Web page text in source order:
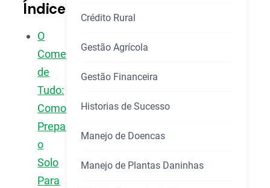
Índice
O
Começo
de
Tudo:
Como
Preparar
o
Solo
Para
Crédito Rural
Gestão Agrícola
Gestão Financeira
Historias de Sucesso
Manejo de Doencas
Manejo de Plantas Daninhas